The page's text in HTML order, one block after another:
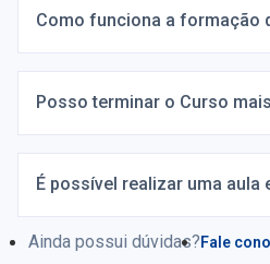
Como funciona a formação
Posso terminar o Curso
É possível realizar uma aula
Ainda possui dúvidas?Fale